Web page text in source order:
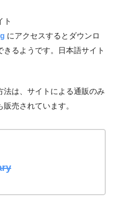
ト
にアクセスするとダウンロ
るようです。日本語サイト
は、サイトによる通販のみ
売されています。